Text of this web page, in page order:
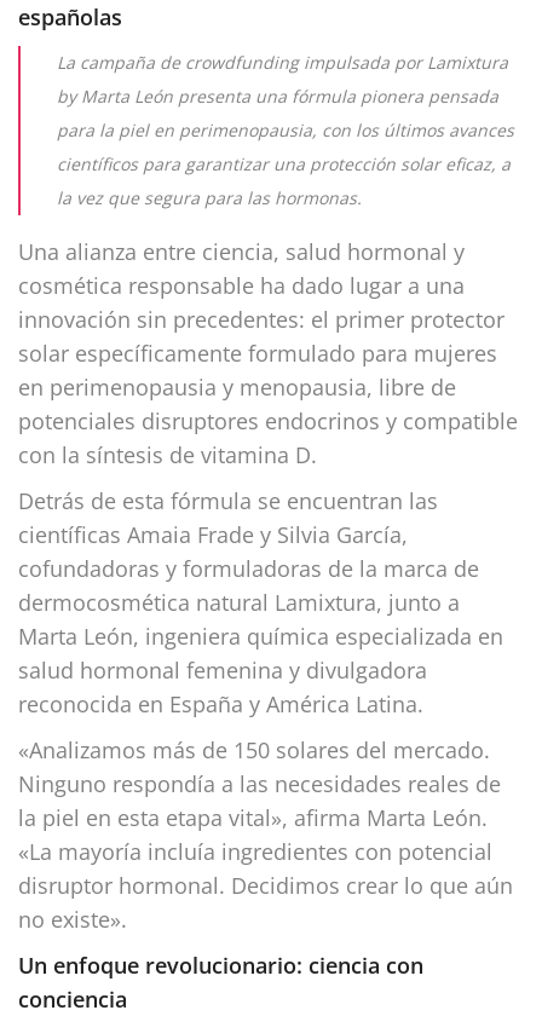
españolas
La campaña de crowdfunding impulsada por Lamixtura
by Marta León presenta una fórmula pionera pensada
para la piel en perimenopausia, con los últimos avances
científicos para garantizar una protección solar eficaz, a
la vez que segura para las hormonas.
Una alianza entre ciencia, salud hormonal y
cosmética responsable ha dado lugar a una
innovación sin precedentes: el primer protector
solar específicamente formulado para mujeres
en perimenopausia y menopausia, libre de
potenciales disruptores endocrinos y compatible
con la síntesis de vitamina D.
Detrás de esta fórmula se encuentran las
científicas Amaia Frade y Silvia García,
cofundadoras y formuladoras de la marca de
dermocosmética natural Lamixtura, junto a
Marta León, ingeniera química especializada en
salud hormonal femenina y divulgadora
reconocida en España y América Latina.
«Analizamos más de 150 solares del mercado.
Ninguno respondía a las necesidades reales de
la piel en esta etapa vital», afirma Marta León.
«La mayoría incluía ingredientes con potencial
disruptor hormonal. Decidimos crear lo que aún
no existe».
Un enfoque revolucionario: ciencia con
conciencia